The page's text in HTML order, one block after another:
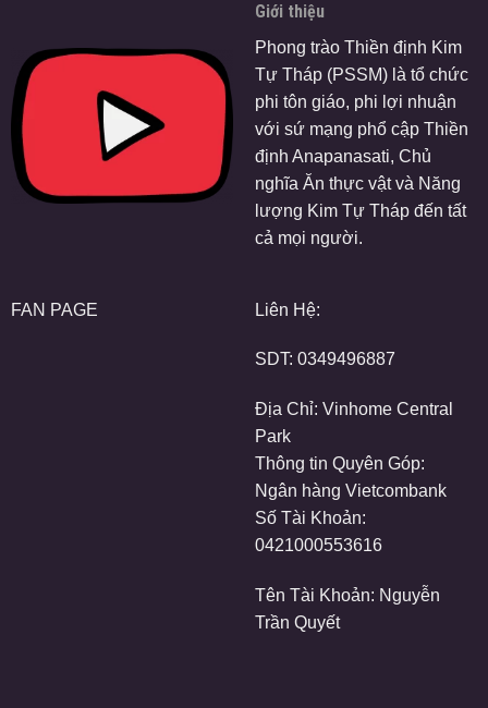
Giới thiệu
Phong trào Thiền định Kim
Tự Tháp (PSSM) là tổ chức
phi tôn giáo, phi lợi nhuận
với sứ mạng phổ cập Thiền
định Anapanasati, Chủ
nghĩa Ăn thực vật và Năng
lượng Kim Tự Tháp đến tất
cả mọi người.
FAN PAGE Liên Hệ:
SDT: 0349496887
Địa Chỉ: Vinhome Central
Park
Thông tin Quyên Góp:
Ngân hàng Vietcombank
Số Tài Khoản:
0421000553616
Tên Tài Khoản: Nguyễn
Trần Quyết